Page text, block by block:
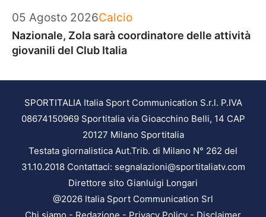
05 Agosto 2026Categorie
Calcio
Nazionale, Zola sarà coordinatore delle attività
giovanili del Club Italia
SPORTITALIA Italia Sport Communication S.r.l. P.IVA
08674150969 Sportitalia via Gioacchino Belli, 14 CAP
20127 Milano Sportitalia
Testata giornalistica Aut.Trib. di Milano N° 262 del
31.10.2018 Contattaci: segnalazioni@sportitaliatv.com
Direttore sito Gianluigi Longari
@2026 Italia Sport Communication Srl